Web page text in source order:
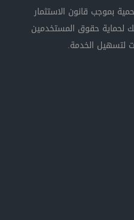
بموجب قانون الاستثمار
رقم (17) لسنة 2015 وذلك لحماية حقوق المستخدمين
لتسهيل الخدمة.